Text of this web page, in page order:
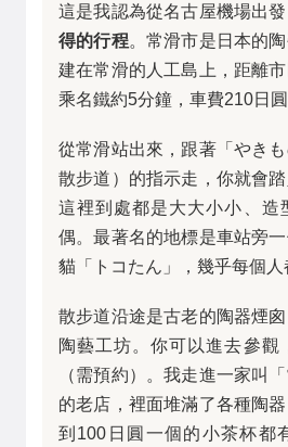
這是我認為從名古屋機場出發
得的行程。常滑市是日本的
建在常滑的人工島上，距離
乘名鐵約5分鐘，車費210日圓
從常滑站出來，跟著「やき
散步道）的指示走，你就會踏
這裡到處都是大大小小、造
偶。最著名的地標是車站旁
貓「トコたん」，幾乎每個人
散步道沿途是古老的陶器煙
陶藝工坊。你可以進去參觀
（需預約）。我走進一家叫
的老店，裡面堆滿了各種陶
到100日圓一個的小茶杯都